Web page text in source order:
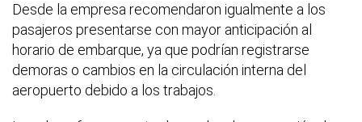
Desde la empresa recomendaron igualmente a los
pasajeros presentarse con mayor anticipación al
horario de embarque, ya que podrían registrarse
demoras o cambios en la circulación interna del
aeropuerto debido a los trabajos.